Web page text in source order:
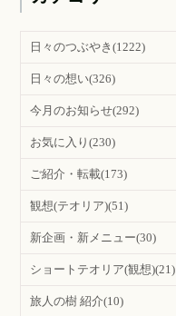
日々のつぶやき(1222)
日々の想い(326)
今月のお知らせ(292)
お気に入り(230)
ご紹介・転載(173)
観想(テオリア)(51)
新企画・新メニュー(30)
ショートテオリア(観想)(21)
旅人の樹 紹介(10)